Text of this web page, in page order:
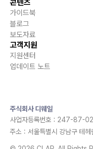
콘텐츠
가이드북
블로그
보도자료
고객지원
지원센터
업데이트 노트
주식회사 디웨일
사업자등록번호 : 247-87-
주소 : 서울특별시 강남구 테